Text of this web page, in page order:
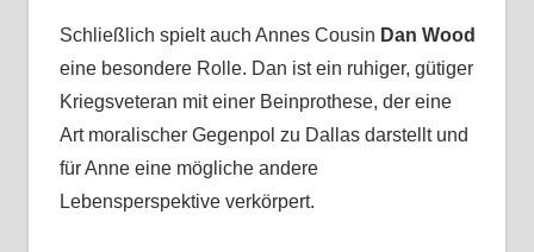
Schließlich spielt auch Annes Cousin Dan Wood
eine besondere Rolle. Dan ist ein ruhiger, gütiger
Kriegsveteran mit einer Beinprothese, der eine
Art moralischer Gegenpol zu Dallas darstellt und
für Anne eine mögliche andere
Lebensperspektive verkörpert.